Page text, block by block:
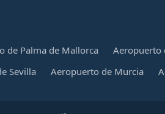
de Palma de Mallorca Aeropuerto
Sevilla Aeropuerto de Murcia